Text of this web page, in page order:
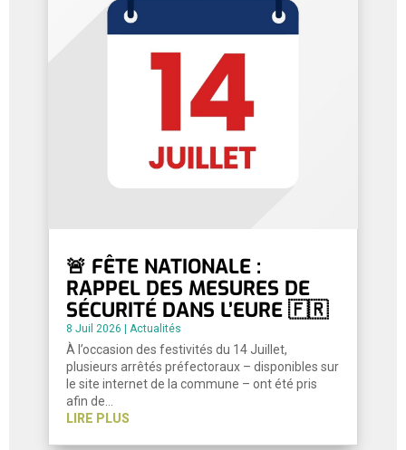
🚨 FÊTE NATIONALE :
RAPPEL DES MESURES DE
SÉCURITÉ DANS L’EURE 🇫🇷
8 Juil 2026 | Actualités
À l’occasion des festivités du 14 Juillet,
plusieurs arrêtés préfectoraux – disponibles sur
le site internet de la commune – ont été pris
afin de…
LIRE PLUS